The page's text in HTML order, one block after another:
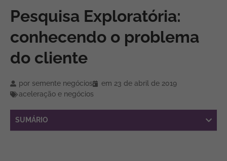
Pesquisa Exploratória:
conhecendo o problema
do cliente
por semente negócios em 23 de abril de 2019
aceleração e negócios
SUMÁRIO